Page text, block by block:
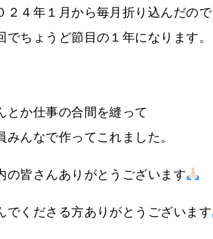
２４年１月から毎月折り込んだので
でちょうど節目の１年になります。
とか仕事の合間を縫って
みんなで作ってこれました。
の皆さんありがとうございます
でくださる方ありがとうございます